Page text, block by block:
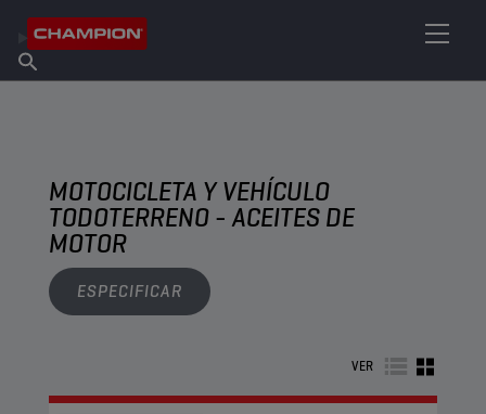
Acerca de champion
Encuentra un punto de venta
MOTOCICLETA Y VEHÍCULO
TODOTERRENO - ACEITES DE
MOTOR
ESPECIFICAR
VER